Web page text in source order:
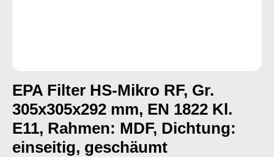
EPA Filter HS-Mikro RF, Gr.
305x305x292 mm, EN 1822 Kl.
E11, Rahmen: MDF, Dichtung:
einseitig, geschäumt